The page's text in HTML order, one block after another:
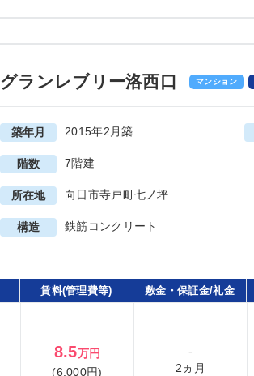
マンション
グランレブリー洛西口
築年月 2015年2月築
階数 7階建
所在地 向日市寺戸町七ノ坪
構造 鉄筋コンクリート
賃料(管理費等) 敷金・保証金/礼金
8.5万円
(6,000円)
-
2ヵ月